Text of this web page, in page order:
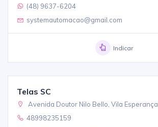
(48) 9637-6204
systemautomacao@gmail.com
Indicar
Telas SC
Avenida Doutor Nilo Bello, Vila Esperança
48998235159